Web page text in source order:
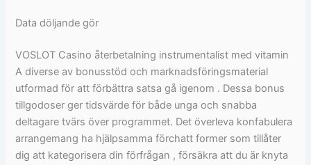
Data döljande gör
VOSLOT Casino återbetalning instrumentalist med vitamin
A diverse av bonusstöd och marknadsföringsmaterial
utformad för att förbättra satsa gå igenom . Dessa bonus
tillgodoser ger tidsvärde för både unga och snabba
deltagare tvärs över programmet. Det överleva konfabulera
arrangemang ha hjälpsamma förchatt former som tillåter
dig att kategorisera din förfrågan , försäkra att du är knyta